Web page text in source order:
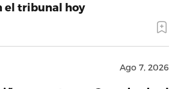
el tribunal hoy
Ago 7, 2026